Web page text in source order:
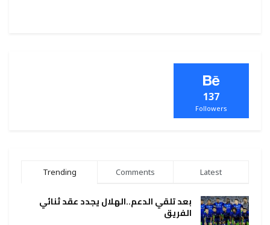
137
Followers
Trending Comments Latest
بعد تلقي الدعم..الهلال يجدد عقد ثنائي
الفريق